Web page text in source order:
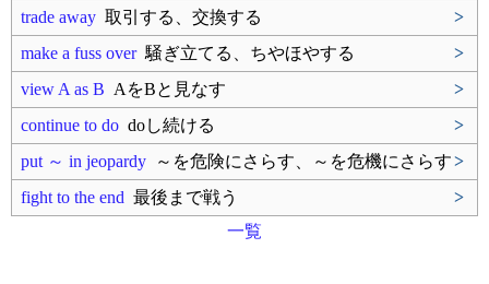
trade away 取引する、交換する
>
make a fuss over騒ぎ立てる、ちやほやする
>
view A as B AをBと見なす
>
continue to do doし続ける
>
put ～ in jeopardy ～を危険にさらす、～を危機にさらす>
fight to the end 最後まで戦う
>
一覧